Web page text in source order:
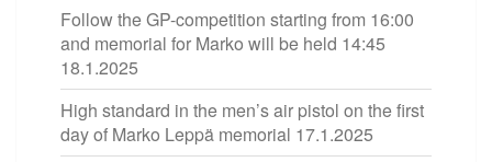
Follow the GP-competition starting from 16:00
and memorial for Marko will be held 14:45
18.1.2025
High standard in the men’s air pistol on the first
day of Marko Leppä memorial 17.1.2025